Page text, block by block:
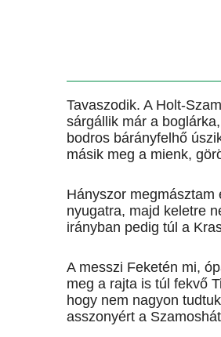
Tavaszodik. A Holt-
sárgállik már a
bodros bárányfelhő
másik meg a mienk,
Hányszor
nyugatra, majd keletre
irányban pedig túl a
A messzi Feketén mi,
meg a rajta is túl fekvő
hogy nem nagyon
asszonyért a